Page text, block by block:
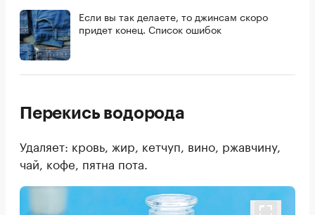
Если вы так делаете, то джинсам скоро
придет конец. Список ошибок
Перекись водорода
Удаляет: кровь, жир, кетчуп, вино, ржавчину,
чай, кофе, пятна пота.